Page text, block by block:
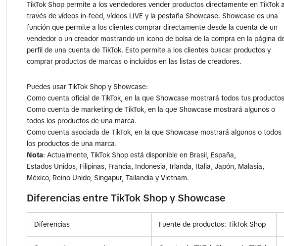
TikTok Shop permite a los vendedores vender productos directamente en TikTok a
través de vídeos in-feed, vídeos LIVE y la pestaña Showcase. Showcase es una
función que permite a los clientes comprar directamente desde la cuenta de un
vendedor o un creador mostrando un icono de bolsa de la compra en la página
perfil de una cuenta de TikTok. Esto permite a los clientes buscar productos y
comprar productos de marcas o incluidos en las listas de creadores.
Puedes usar TikTok Shop y Showcase:
Como cuenta oficial de TikTok, en la que Showcase mostrará todos tus
Como cuenta de marketing de TikTok, en la que Showcase mostrará algunos o
todos los productos de una marca.
Como cuenta asociada de TikTok, en la que Showcase mostrará algunos o todos
los productos de una marca.
Nota: Actualmente, TikTok Shop está disponible en Brasil, España,
Estados Unidos, Filipinas, Francia, Indonesia, Irlanda, Italia, Japón, Malasia,
México, Reino Unido, Singapur, Tailandia y Vietnam.
Diferencias entre TikTok Shop y Showcase
Diferencias Fuente de productos: TikTok Shop